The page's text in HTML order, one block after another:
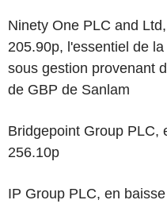
Ninety One PLC and
205.90p, l'essentiel de
sous gestion provenant
de GBP de Sanlam
Bridgepoint Group PLC,
256.10p
IP Group PLC, en